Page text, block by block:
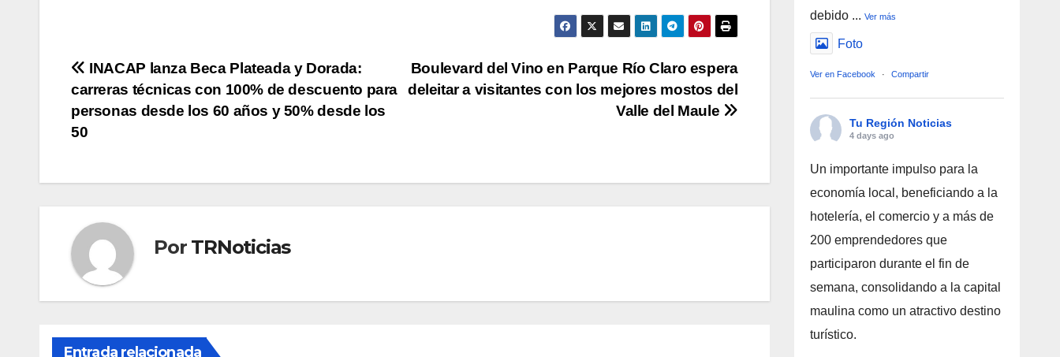
Navegación
de
entradas
Boulevard del Vino en Parque Río Claro espera
deleitar a visitantes con los mejores mostos del
Valle del Maule
INACAP lanza Beca Plateada y Dorada:
carreras técnicas con 100% de descuento para
personas desde los 60 años y 50% desde los
50
Por TRNoticias
Entrada relacionada
debido ... Ver más
Foto
Ver en Facebook · Compartir
Tu Región Noticias
4 days ago
Un importante impulso para la
economía local, beneficiando a la
hotelería, el comercio y a más de
200 emprendedores que
participaron durante el fin de
semana, consolidando a la capital
maulina como un atractivo destino
turístico.